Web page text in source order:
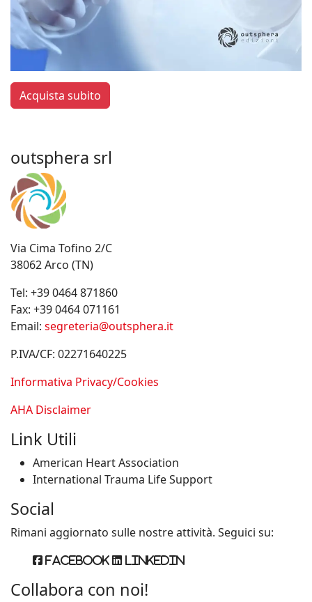
Acquista subito
outsphera srl
Via Cima Tofino 2/C
38062 Arco (TN)
Tel: +39 0464 871860
Fax: +39 0464 071161
Email: segreteria@outsphera.it
P.IVA/CF: 02271640225
Informativa Privacy/Cookies
AHA Disclaimer
Link Utili
American Heart Association
International Trauma Life Support
Social
Rimani aggiornato sulle nostre attività. Seguici su:
Facebook Linkedin
Collabora con noi!